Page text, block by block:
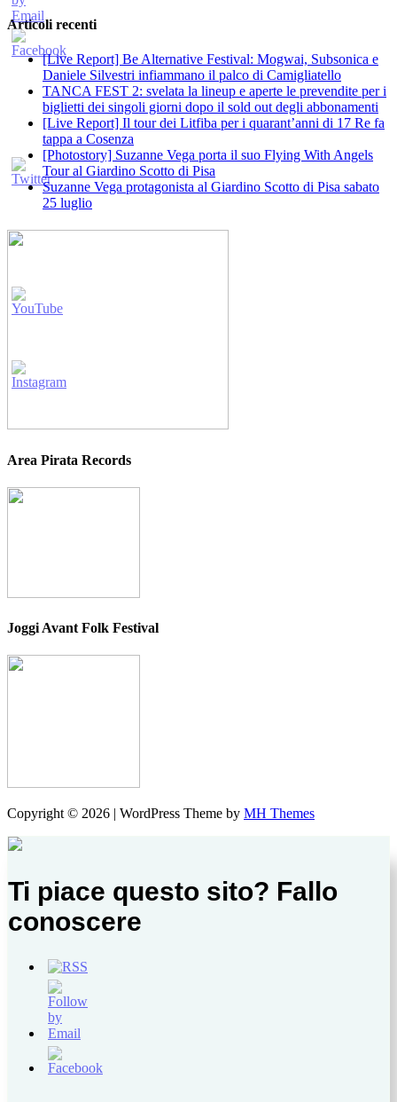
Articoli recenti
[Live Report] Be Alternative Festival: Mogwai, Subsonica e
Daniele Silvestri infiammano il palco di Camigliatello
TANCA FEST 2: svelata la lineup e aperte le prevendite per i
biglietti dei singoli giorni dopo il sold out degli abbonamenti
[Live Report] Il tour dei Litfiba per i quarant’anni di 17 Re fa
tappa a Cosenza
[Photostory] Suzanne Vega porta il suo Flying With Angels
Tour al Giardino Scotto di Pisa
Suzanne Vega protagonista al Giardino Scotto di Pisa sabato
25 luglio
Area Pirata Records
Joggi Avant Folk Festival
Copyright © 2026 | WordPress Theme by MH Themes
Ti piace questo sito? Fallo
conoscere